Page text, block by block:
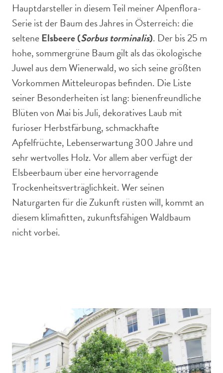
Hauptdarsteller in diesem Teil meiner Alpenflora-
Serie ist der Baum des Jahres in Österreich: die
selteneElsbeere (Sorbus torminalis). Der bis 25 m
hohe, sommergrüne Baum gilt als das ökologische
Juwel aus dem Wienerwald, wo sich seine größten
Vorkommen Mitteleuropas befinden. Die Liste
seiner Besonderheiten ist lang: bienenfreundliche
Blüten von Mai bis Juli, dekoratives Laub mit
furioser Herbstfärbung, schmackhafte
Apfelfrüchte, Lebenserwartung 300 Jahre und
sehr wertvolles Holz. Vor allem aber verfügt der
Elsbeerbaum über eine hervorragende
Trockenheitsverträglichkeit. Wer seinen
Naturgarten für die Zukunft rüsten will, kommt an
diesem klimafitten, zukunftsfähigen Waldbaum
nicht vorbei.